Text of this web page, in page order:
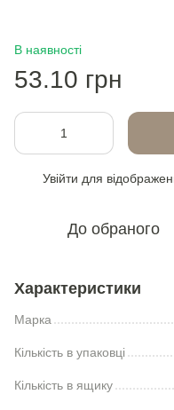
В наявності
53.10 грн
Увійти для
До обраного
Характеристики
Марка
Кількість в упаковці
Кількість в ящику